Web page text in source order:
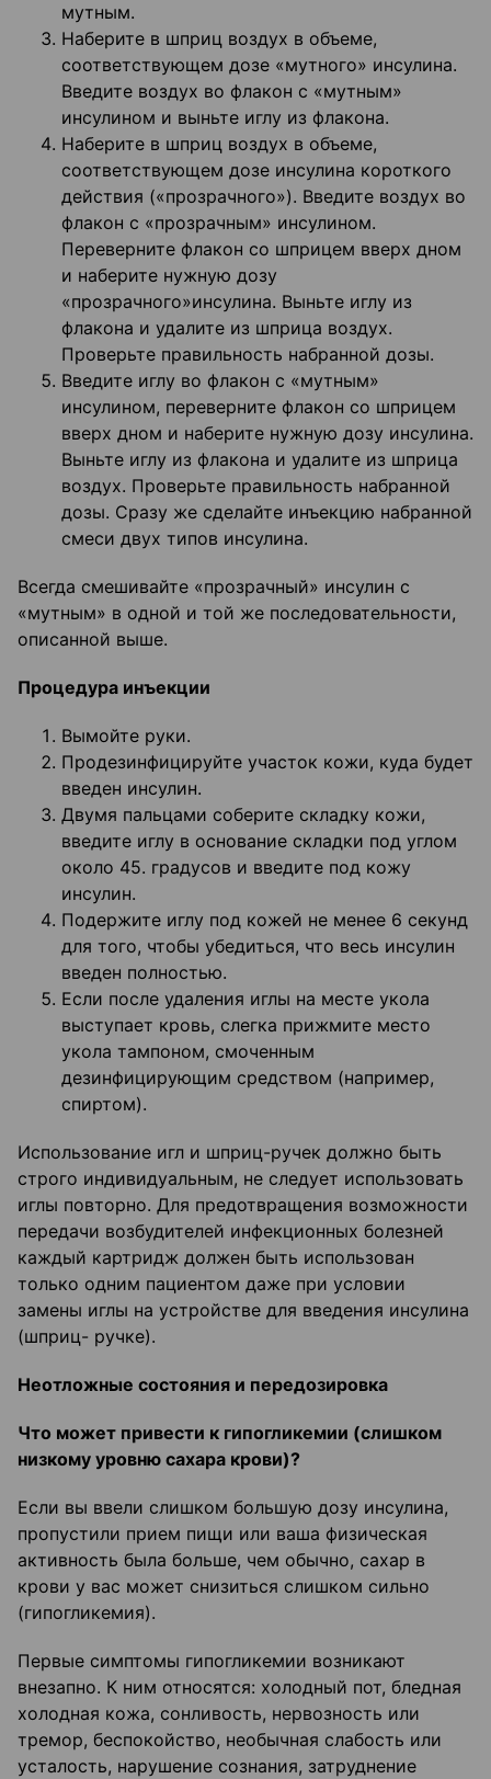
мутным.
Наберите в шприц воздух в объеме,
соответствующем дозе «мутного» инсулина.
Введите воздух во флакон с «мутным»
инсулином и выньте иглу из флакона.
Наберите в шприц воздух в объеме,
соответствующем дозе инсулина короткого
действия («прозрачного»). Введите воздух во
флакон с «прозрачным» инсулином.
Переверните флакон со шприцем вверх дном
и наберите нужную дозу
«прозрачного»инсулина. Выньте иглу из
флакона и удалите из шприца воздух.
Проверьте правильность набранной дозы.
Введите иглу во флакон с «мутным»
инсулином, переверните флакон со шприцем
вверх дном и наберите нужную дозу инсулина.
Выньте иглу из флакона и удалите из шприца
воздух. Проверьте правильность набранной
дозы. Сразу же сделайте инъекцию набранной
смеси двух типов инсулина.
Всегда смешивайте «прозрачный» инсулин с
«мутным» в одной и той же последовательности,
описанной выше.
Процедура инъекции
Вымойте руки.
Продезинфицируйте участок кожи, куда будет
введен инсулин.
Двумя пальцами соберите складку кожи,
введите иглу в основание складки под углом
около 45. градусов и введите под кожу
инсулин.
Подержите иглу под кожей не менее 6 секунд
для того, чтобы убедиться, что весь инсулин
введен полностью.
Если после удаления иглы на месте укола
выступает кровь, слегка прижмите место
укола тампоном, смоченным
дезинфицирующим средством (например,
спиртом).
Использование игл и шприц-ручек должно быть
строго индивидуальным, не следует использовать
иглы повторно. Для предотвращения возможности
передачи возбудителей инфекционных болезней
каждый картридж должен быть использован
только одним пациентом даже при условии
замены иглы на устройстве для введения инсулина
(шприц- ручке).
Неотложные состояния и передозировка
Что может привести к гипогликемии (слишком
низкому уровню сахара крови)?
Если вы ввели слишком большую дозу инсулина,
пропустили прием пищи или ваша физическая
активность была больше, чем обычно, сахар в
крови у вас может снизиться слишком сильно
(гипогликемия).
Первые симптомы гипогликемии возникают
внезапно. К ним относятся: холодный пот, бледная
холодная кожа, сонливость, нервозность или
тремор, беспокойство, необычная слабость или
усталость, нарушение сознания, затруднение